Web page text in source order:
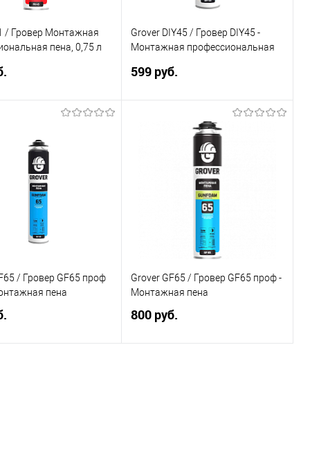
/ Гровер Монтажная
пена, 0,75 л
в 1 клик
Grover DIY45 / Гровер DIY45 -
Монтажная профессиональная
599 руб.
Подписаться
Купить в 1 клик
В избранное
/ Гровер GF65 проф
пена
Grover GF65 / Гровер GF65 проф -
Монтажная пена
800 руб.